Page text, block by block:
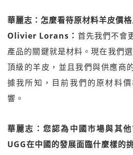
華麗志：怎麼看待原材料羊皮價
Olivier Lorans： 首先我們不會
產品的關鍵就是材料。現在我們
頂級的羊皮，並且我們與供應商
據我所知，目前我們的原材料
響。
華麗志：您認為中國市場與其
UGG在中國的發展面臨什麼樣的